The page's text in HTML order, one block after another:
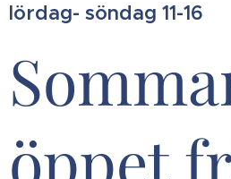
lördag- söndag 11-16
öppet